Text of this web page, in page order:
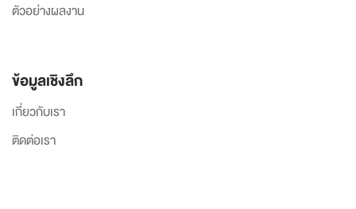
ตัวอย่างผลงาน
ข้อมูลเชิงลึก
เกี่ยวกับเรา
ติดต่อเรา